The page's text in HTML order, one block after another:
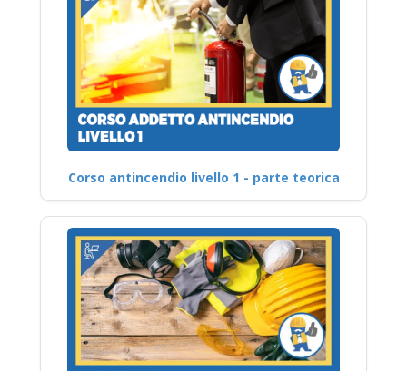
Corso antincendio livello 1 - parte teorica